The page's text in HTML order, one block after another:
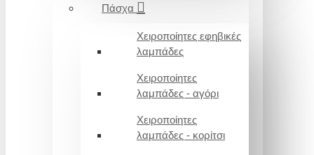
Πάσχα
Χειροποίητες εφηβικές
λαμπάδες
Χειροποίητες
λαμπάδες - αγόρι
Χειροποίητες
λαμπάδες - κορίτσι